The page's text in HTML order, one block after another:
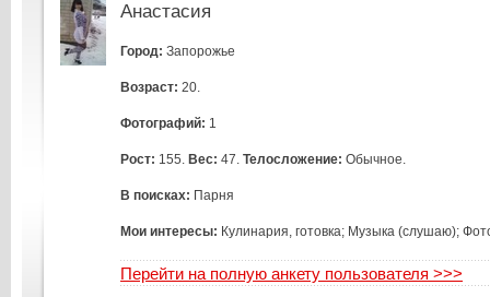
Анастасия
Город: Запорожье
Возраст: 20.
Фотографий: 1
Рост: 155. Вес: 47. Телосложение: Обычное.
В поисках: Парня
Мои интересы: Кулинария, готовка; Музыка (слушаю);
Перейти на полную анкету пользователя >>>